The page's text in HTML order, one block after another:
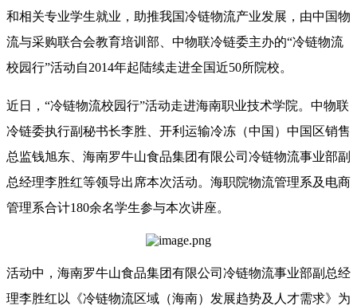
和相关专业学生就业，助推我国冷链物流产业发展，由中国物
流与采购联合会教育培训部、中物联冷链委主办的“冷链物流
校园行”活动自2014年起陆续走进全国近50所院校。
近日，“冷链物流校园行”活动走进海南职业技术学院。中物联
冷链委执行副秘书长李胜、开利运输冷冻（中国）中国区销售
总监钱旭东、海南罗牛山食品集团有限公司冷链物流事业部副
总经理李胜红等领导出席本次活动。海职院物流管理系及电商
管理系合计180余名学生参与本次讲座。
活动中，海南罗牛山食品集团有限公司冷链物流事业部副总经
理李胜红以《冷链物流区域（海南）发展趋势及人才需求》为